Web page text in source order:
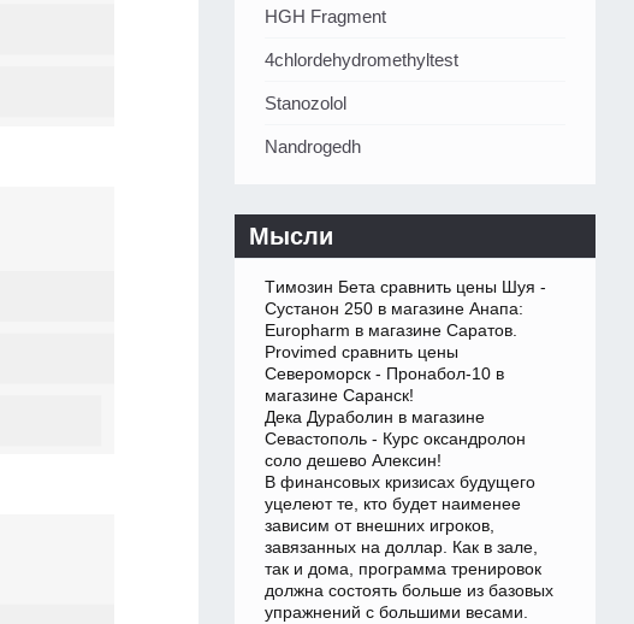
HGH Fragment
4chlordehydromethyltest
Stanozolol
Nandrogedh
Мысли
Tимозин Бета сравнить цены Шуя -
Сустанон 250 в магазине Анапа:
Europharm в магазине Саратов.
Provimed сравнить цены
Североморск - Пронабол-10 в
магазине Саранск!
Дека Дураболин в магазине
Севастополь - Курс оксандролон
соло дешево Алексин!
В финансовых кризисах будущего
уцелеют те, кто будет наименее
зависим от внешних игроков,
завязанных на доллар. Как в зале,
так и дома, программа тренировок
должна состоять больше из базовых
упражнений с большими весами.